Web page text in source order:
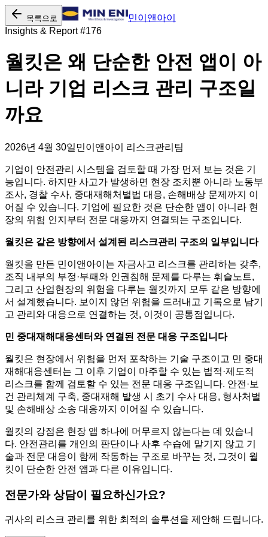
목록으로
민이앤아이
Insights & Report #176
월킷은 왜 단순한 안전 앱이 아
니라 기업 리스크 관리 구조일
까요
2026년 4월 30일민이앤아이 리스크관리팀
기업이 안전관리 시스템을 검토할 때 가장 먼저 보는 것은 기
능입니다. 하지만 사고가 발생하면 현장 조치뿐 아니라 노동부
조사, 경찰 수사, 중대재해처벌법 대응, 손해배상 문제까지 이
어질 수 있습니다. 기업에 필요한 것은 단순한 앱이 아니라 현
장의 위험 인지부터 전문 대응까지 연결되는 구조입니다.
월킷은 같은 방향에서 설계된 리스크관리 구조의 일부입니다
월킷을 만든 민이앤아이는 자금사고 리스크를 관리하는 갖추,
조직 내부의 부정·부패와 인권침해 문제를 다루는 휘슬노트,
그리고 산업현장의 위험을 다루는 월킷까지 모두 같은 방향에
서 설계했습니다. 보이지 않던 위험을 드러내고 기록으로 남기
고 관리와 대응으로 연결하는 것, 이것이 공통점입니다.
민 중대재해대응센터와 연결된 전문 대응 구조입니다
월킷은 현장에서 위험을 먼저 포착하는 기술 구조이고 민 중대
재해대응센터는 그 이후 기업이 마주할 수 있는 법적·제도적
리스크를 함께 검토할 수 있는 전문 대응 구조입니다. 안전·보
건 관리체계 구축, 중대재해 발생 시 초기 수사 대응, 형사처벌
및 손해배상 소송 대응까지 이어질 수 있습니다.
월킷의 강점은 현장 앱 하나에 머무르지 않는다는 데 있습니
다. 안전관리를 개인의 판단이나 사후 수습에 맡기지 않고 기
술과 전문 대응이 함께 작동하는 구조로 바꾸는 것, 그것이 월
킷이 단순한 안전 앱과 다른 이유입니다.
전문가와 상담이 필요하신가요?
귀사의 리스크 관리를 위한 최적의 솔루션을 제안해 드립니다.